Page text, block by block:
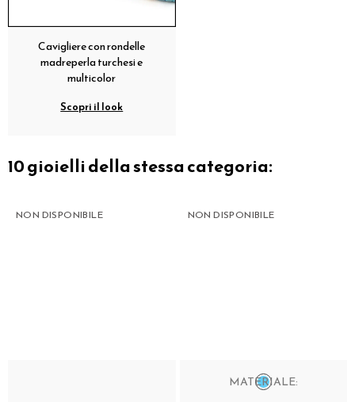
Cavigliere con rondelle
madreperla turchesi e
multicolor
Scopri il look
10 gioielli della stessa categoria:
NON DISPONIBILE NON DISPONIBILE
MATERIALE: